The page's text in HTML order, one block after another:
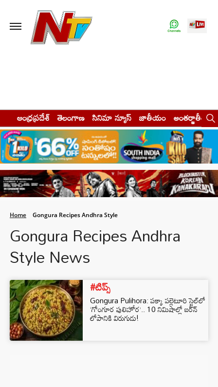
ఆంధ్రప్రదేశ్ తెలంగాణ సినిమా న్యూస్ జాతీయం అంతర్జాతీయం
Home Gongura Recipes Andhra Style
Gongura Recipes Andhra
Style News
#టిప్స్
Gongura Pulihora: పక్కా పల్లెటూరి స్టైల్‌లో
‘గోంగూర పులిహోర’.. 10 నిమిషాల్లో ఐరన్
లోపానికి విరుగుడు!